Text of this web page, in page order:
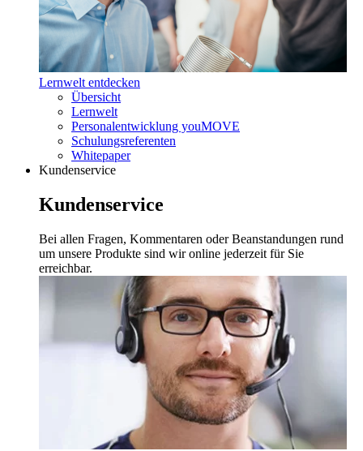
Lernwelt entdecken
Übersicht
Lernwelt
Personalentwicklung youMOVE
Schulungsreferenten
Whitepaper
Kundenservice
Kundenservice
Bei allen Fragen, Kommentaren oder Beanstandungen rund
um unsere Produkte sind wir online jederzeit für Sie
erreichbar.